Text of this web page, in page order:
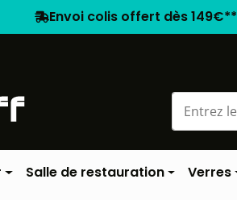
Envoi colis offert dès 149€**
Salle de restauration Verres